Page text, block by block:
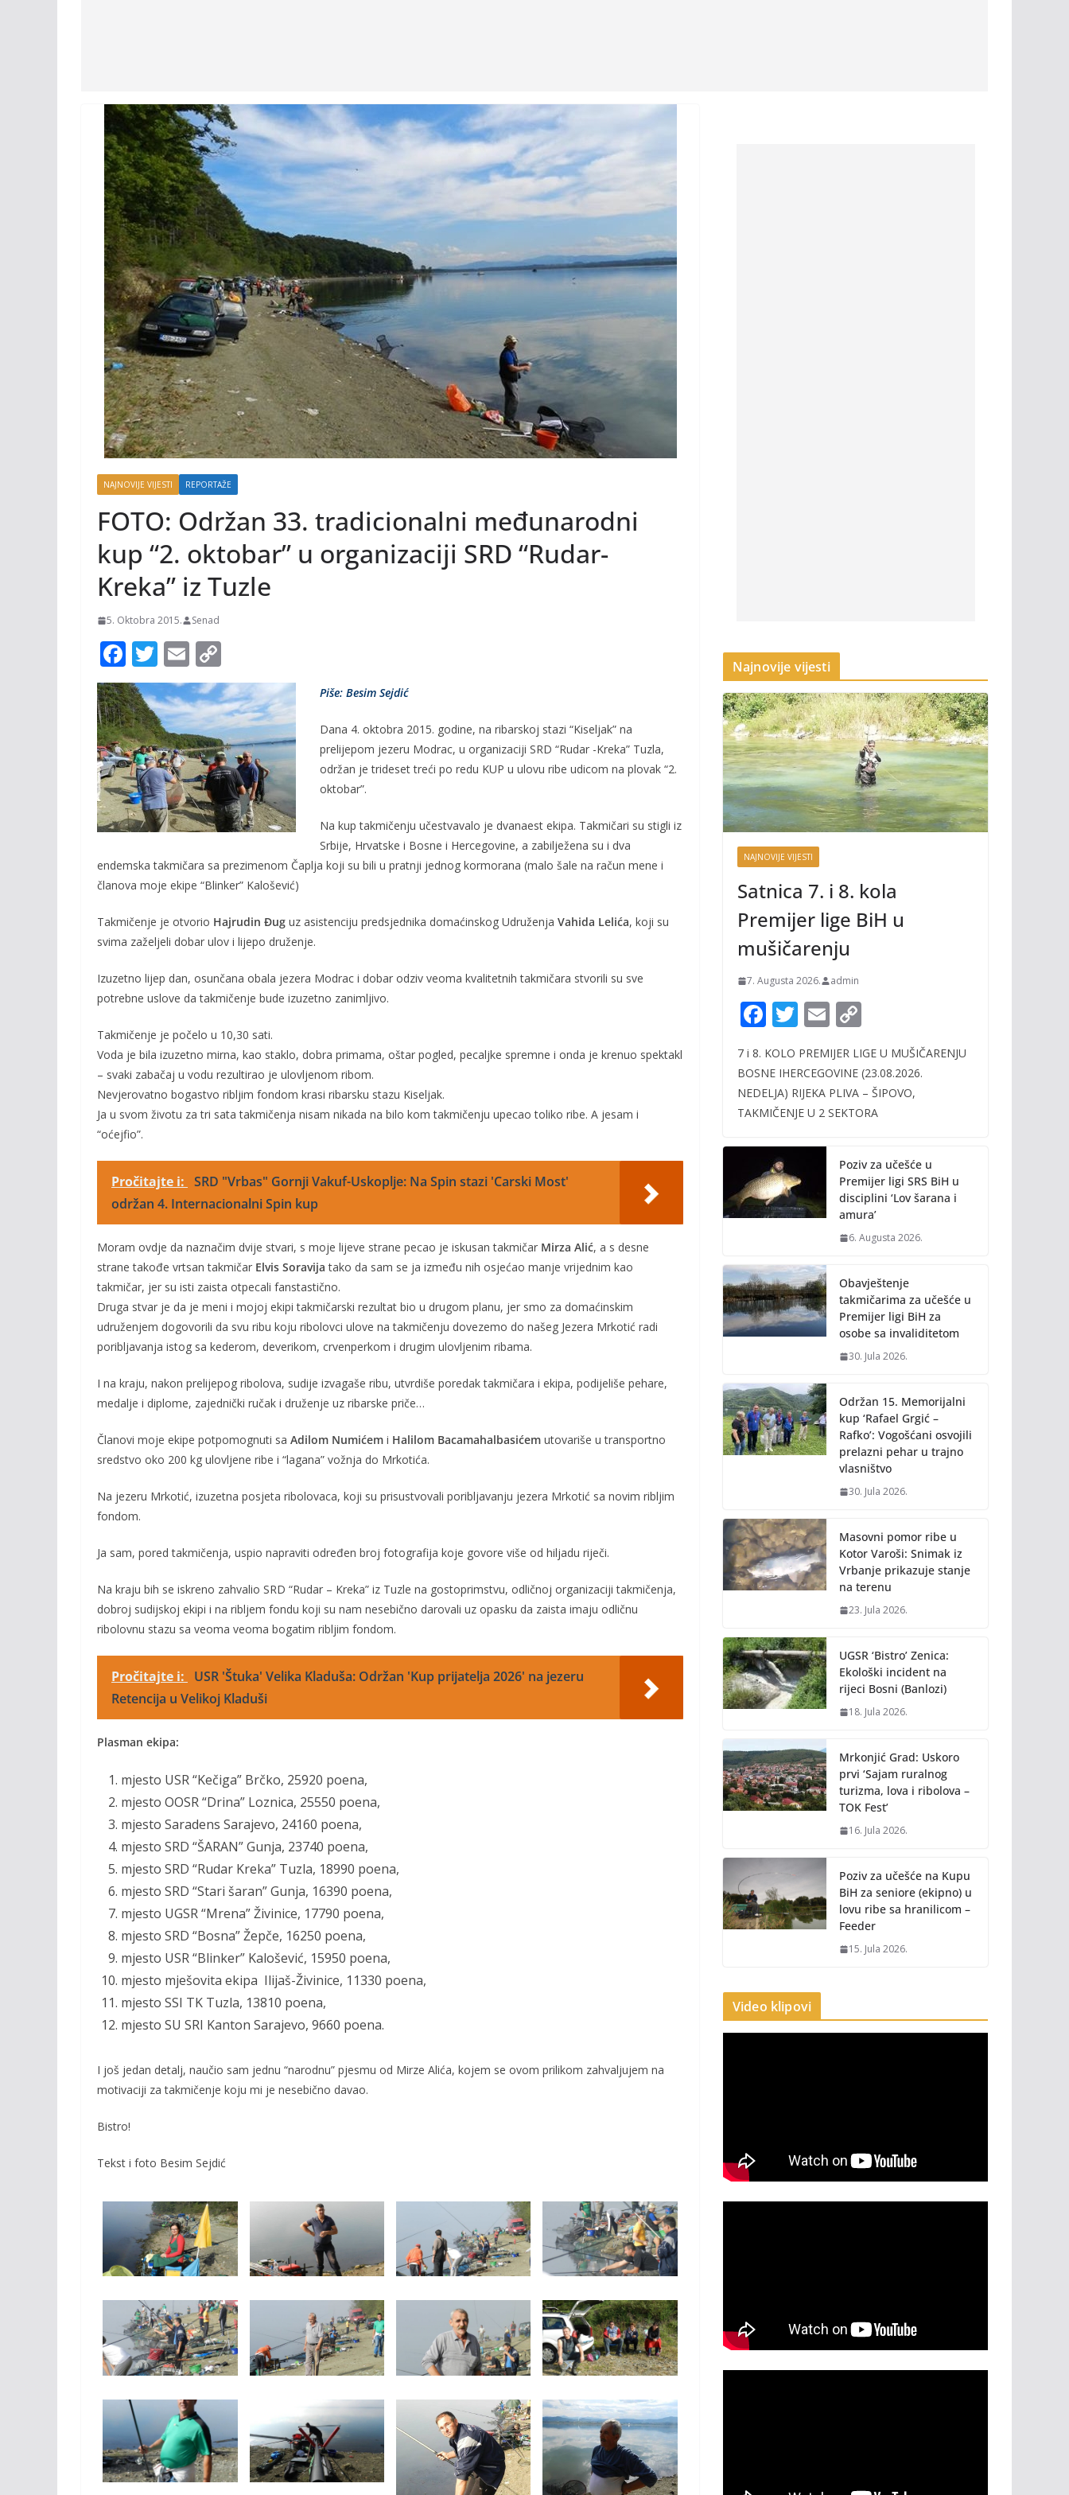
NAJNOVIJE VIJESTI REPORTAŽE
FOTO: Održan 33. tradicionalni međunarodni
kup “2. oktobar” u organizaciji SRD “Rudar-
Kreka” iz Tuzle
5. Oktobra 2015. Senad
F
ac
e
b
o
o
k
T
w
itt
er
E
m
ai
l
o
p
y
Li
n
k
Piše: Besim Sejdić
Dana 4. oktobra 2015. godine, na ribarskoj stazi “Kiseljak” na
prelijepom jezeru Modrac, u organizaciji SRD “Rudar -Kreka” Tuzla,
održan je trideset treći po redu KUP u ulovu ribe udicom na plovak “2.
oktobar”.
Na kup takmičenju učestvavalo je dvanaest ekipa. Takmičari su stigli iz
Srbije, Hrvatske i Bosne i Hercegovine, a zabilježena su i dva
endemska takmičara sa prezimenom Čaplja koji su bili u pratnji jednog kormorana (malo šale na račun mene i
članova moje ekipe “Blinker” Kalošević)
Takmičenje je otvorio Hajrudin Đug uz asistenciju predsjednika domaćinskog Udruženja Vahida Lelića, koji su
svima zaželjeli dobar ulov i lijepo druženje.
Izuzetno lijep dan, osunčana obala jezera Modrac i dobar odziv veoma kvalitetnih takmičara stvorili su sve
potrebne uslove da takmičenje bude izuzetno zanimljivo.
Takmičenje je počelo u 10,30 sati.
Voda je bila izuzetno mirna, kao staklo, dobra primama, oštar pogled, pecaljke spremne i onda je krenuo spektakl
– svaki zabačaj u vodu rezultirao je ulovljenom ribom.
Nevjerovatno bogastvo ribljim fondom krasi ribarsku stazu Kiseljak.
Ja u svom životu za tri sata takmičenja nisam nikada na bilo kom takmičenju upecao toliko ribe. A jesam i
“oćejfio”.
Pročitajte i: SRD "Vrbas" Gornji Vakuf-Uskoplje: Na Spin stazi 'Carski Most'
održan 4. Internacionalni Spin kup
Moram ovdje da naznačim dvije stvari, s moje lijeve strane pecao je iskusan takmičar Mirza Alić, a s desne
strane takođe vrtsan takmičar Elvis Soravija tako da sam se ja između nih osjećao manje vrijednim kao
takmičar, jer su isti zaista otpecali fanstastično.
Druga stvar je da je meni i mojoj ekipi takmičarski rezultat bio u drugom planu, jer smo za domaćinskim
udruženjem dogovorili da svu ribu koju ribolovci ulove na takmičenju dovezemo do našeg Jezera Mrkotić radi
poribljavanja istog sa kederom, deverikom, crvenperkom i drugim ulovljenim ribama.
I na kraju, nakon prelijepog ribolova, sudije izvagaše ribu, utvrdiše poredak takmičara i ekipa, podijeliše pehare,
medalje i diplome, zajednički ručak i druženje uz ribarske priče…
Članovi moje ekipe potpomognuti sa Adilom Numićem i Halilom Bacamahalbasićem utovariše u transportno
sredstvo oko 200 kg ulovljene ribe i “lagana” vožnja do Mrkotića.
Na jezeru Mrkotić, izuzetna posjeta ribolovaca, koji su prisustvovali poribljavanju jezera Mrkotić sa novim ribljim
fondom.
Ja sam, pored takmičenja, uspio napraviti određen broj fotografija koje govore više od hiljadu riječi.
Na kraju bih se iskreno zahvalio SRD “Rudar – Kreka” iz Tuzle na gostoprimstvu, odličnoj organizaciji takmičenja,
dobroj sudijskoj ekipi i na ribljem fondu koji su nam nesebično darovali uz opasku da zaista imaju odličnu
ribolovnu stazu sa veoma veoma bogatim ribljim fondom.
Pročitajte i:
USR 'Štuka' Velika Kladuša: Održan 'Kup prijatelja 2026' na jezeru
Retencija u Velikoj Kladuši
Plasman ekipa:
mjesto USR “Kečiga” Brčko, 25920 poena,
mjesto OOSR “Drina” Loznica, 25550 poena,
mjesto Saradens Sarajevo, 24160 poena,
mjesto SRD “ŠARAN” Gunja, 23740 poena,
mjesto SRD “Rudar Kreka” Tuzla, 18990 poena,
mjesto SRD “Stari šaran” Gunja, 16390 poena,
mjesto UGSR “Mrena” Živinice, 17790 poena,
mjesto SRD “Bosna” Žepče, 16250 poena,
mjesto USR “Blinker” Kalošević, 15950 poena,
mjesto mješovita ekipa Ilijaš-Živinice, 11330 poena,
mjesto SSI TK Tuzla, 13810 poena,
mjesto SU SRI Kanton Sarajevo, 9660 poena.
I još jedan detalj, naučio sam jednu “narodnu” pjesmu od Mirze Alića, kojem se ovom prilikom zahvaljujem na
motivaciji za takmičenje koju mi je nesebično davao.
Bistro!
Tekst i foto Besim Sejdić
Najnovije vijesti
NAJNOVIJE VIJESTI
Satnica 7. i 8. kola
Premijer lige BiH u
mušičarenju
7. Augusta 2026. admin
F
e
b
o
o
k
T
itt
er
E
ai
l
p
y
Li
k
7 i 8. KOLO PREMIJER LIGE U MUŠIČARENJU
BOSNE IHERCEGOVINE (23.08.2026.
NEDELJA) RIJEKA PLIVA – ŠIPOVO,
TAKMIČENJE U 2 SEKTORA
Poziv za učešće u
Premijer ligi SRS BiH u
disciplini ‘Lov šarana i
amura’
6. Augusta 2026.
Obavještenje
takmičarima za učešće u
Premijer ligi BiH za
osobe sa invaliditetom
30. Jula 2026.
Održan 15. Memorijalni
kup ‘Rafael Grgić –
Rafko’: Vogošćani osvojili
prelazni pehar u trajno
vlasništvo
30. Jula 2026.
Masovni pomor ribe u
Kotor Varoši: Snimak iz
Vrbanje prikazuje stanje
na terenu
23. Jula 2026.
UGSR ‘Bistro’ Zenica:
Ekološki incident na
rijeci Bosni (Banlozi)
18. Jula 2026.
Mrkonjić Grad: Uskoro
prvi ‘Sajam ruralnog
turizma, lova i ribolova –
TOK Fest’
16. Jula 2026.
Poziv za učešće na Kupu
BiH za seniore (ekipno) u
lovu ribe sa hranilicom –
Feeder
15. Jula 2026.
Video klipovi